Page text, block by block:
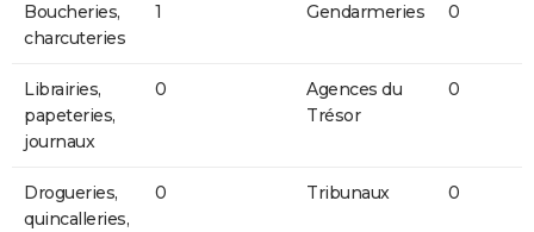
Boucheries,
charcuteries
1 Gendarmeries 0
Librairies,
papeteries,
journaux
0
Agences du
Trésor
0
Drogueries,
quincalleries,
0 Tribunaux 0